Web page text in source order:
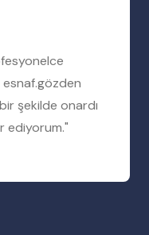
bir şekilde onardı
ediyorum."